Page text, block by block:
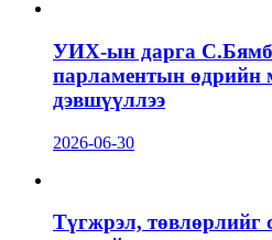
УИХ-ын дарга
парламентын өдрийн
дэвшүүллээ
2026-06-30
Түгжрэл,